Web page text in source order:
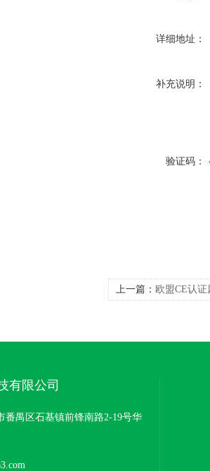
详细地址：
补充说明：
验证码：
上一篇： 欧盟CE认
有限公司
番禺区石基镇前锋南路2-19号华